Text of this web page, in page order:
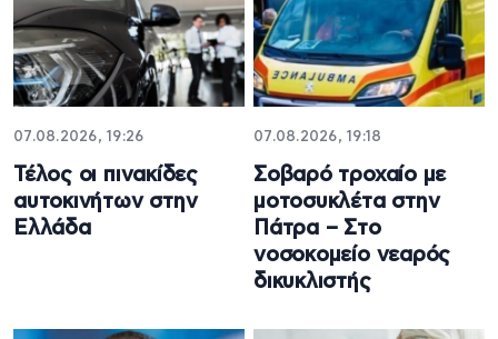
07.08.2026, 19:26
Τέλος οι πινακίδες
αυτοκινήτων στην
Ελλάδα
07.08.2026, 19:18
Σοβαρό τροχαίο με
μοτοσυκλέτα στην
Πάτρα – Στο
νοσοκομείο νεαρός
δικυκλιστής